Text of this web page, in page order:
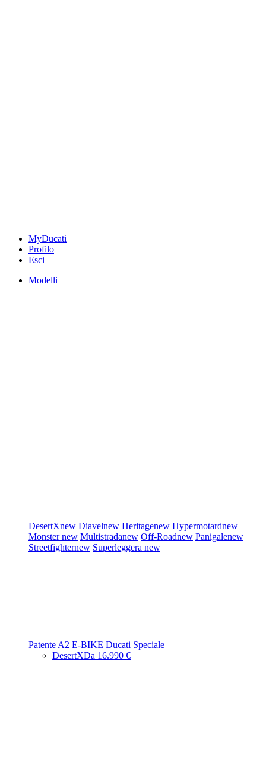
MyDucati
Profilo
Esci
Modelli
DesertXnew Diavelnew Heritagenew Hypermotardnew
Monsternew Multistradanew Off-Roadnew Panigalenew
Streetfighternew Superleggera new
Patente A2 E-BIKE Ducati Speciale
DesertXDa 16.990 €